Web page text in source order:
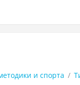
и спорта